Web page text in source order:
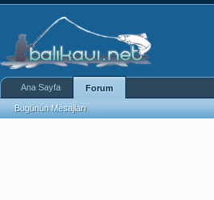
Ana Sayfa Forum
Bugünün Mesajları